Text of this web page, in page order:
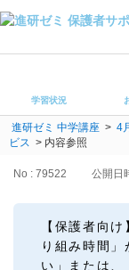
学習・進路相
よくある質問
受講ルール
保護者サポー
登録情報の変更
会員ページ
学習状況
進研ゼミ 中学講座 > 4
ビス > 内容参照
No : 79522 公開日
【保護者向
り組み時間
い」または、